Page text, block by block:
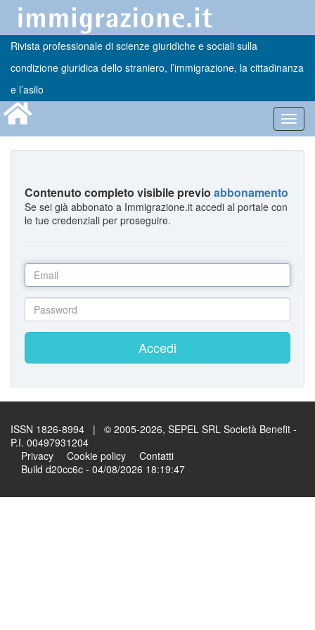
Rivista professionale di scienze giuridiche e sociali sulla
condizione giuridica dello straniero, l’immigrazione, la cittadinanza
e l’asilo
Contenuto completo visibile previo abbonamento
Se sei già abbonato a Immigrazione.it accedi al portale con
le tue credenziali per proseguire.
Accedi
ISSN 1826-8994 | © 2005-2026, SEPEL SRL Società Benefit -
P.I. 00497931204
Privacy
Cookie policy
Contatti
Build d20cc6c - 04/08/2026 18:19:47